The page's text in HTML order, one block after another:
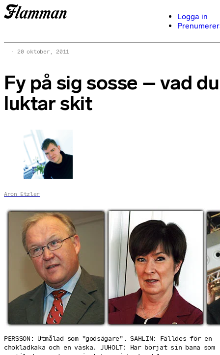
Logga in
20 oktober, 2011
Fy på sig sosse – vad du
luktar skit
Aron Etzler
PERSSON: Utmålad som ”godsägare”. SAHLIN: Fälldes för en
chokladkaka och en väska. JUHOLT: Har börjat sin bana som